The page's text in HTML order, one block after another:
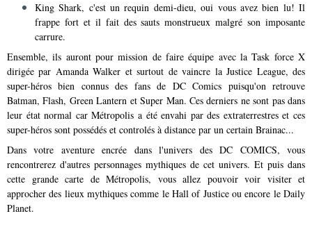
King Shark, c'est un requin demi-dieu, oui vous avez bien lu! Il
frappe fort et il fait des sauts monstrueux malgré son imposante
carrure.
Ensemble, ils auront pour mission de faire équipe avec la Task force X
dirigée par Amanda Walker et surtout de vaincre la Justice League, des
super-héros bien connus des fans de DC Comics puisqu'on retrouve
Batman, Flash, Green Lantern et Super Man. Ces derniers ne sont pas dans
leur état normal car Métropolis a été envahi par des extraterrestres et ces
super-héros sont possédés et controlés à distance par un certain Brainac...
Dans votre aventure encrée dans l'univers des DC COMICS, vous
rencontrerez d'autres personnages mythiques de cet univers. Et puis dans
cette grande carte de Métropolis, vous allez pouvoir voir visiter et
approcher des lieux mythiques comme le Hall of Justice ou encore le Daily
Planet.